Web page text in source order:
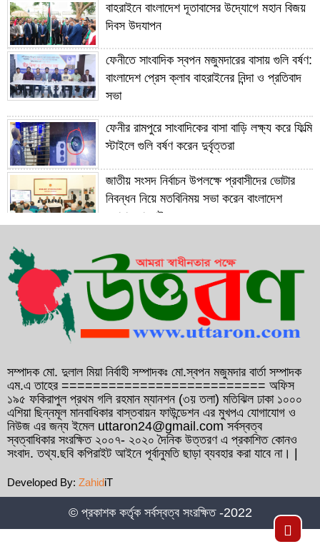
বাহরাইনে বাংলাদেশ দূতাবাসের উদ্যোগে মহান বিজয়
দিবস উদযাপন
ফেনীতে সাংবাদিক স্বপন মজুমদারের বাসায় গুলি বর্ষণ:
বাংলাদেশ প্রেস ক্লাব বাহরাইনের নিন্দা ও প্রতিবাদ
সভা
ফেনীর রামপুরে সাংবাদিকের বাসা বাড়ি লক্ষ্য করে ফিল্মি
স্টাইলে গুলি বর্ষণ করেন দুর্বৃত্তরা
জাতীয় সংসদ নির্বাচন উপলক্ষে প্রবাসীদের ভোটার
নিবন্ধন নিয়ে মতবিনিময় সভা করেন বাংলাদেশ
দূতাবাস বাহরাইন
কামনায় বাহরাইনে দোয়া মাহফিল অনুষ্ঠিত
১২ বছরের সফল যাত্রা শেষে ১৩ বছরে পদার্পণ
করেছেন ফেনী ইউনিভার্সিটি
আউয়াল মিন্টুর গাড়ি বহরে হামলা, আহত ১০
কুমিল্লা সদর- ৬ আসনে হাজী আমিন উর রশিদ
ইয়াছিনকে মনোনয়ন দেওয়ার দাবিতে ফ্রান্সে সংবাদ
সম্মেলন
জন্য সচেতনতামূলক মোবাইল কনস্যুলার ক্যাম্পের
আয়োজন
কুমিল্লা সদর- ৬ আসনে হাজী আমিন উর রশিদ
সম্পাদক মো. দুলাল মিয়া নির্বাহী সম্পাদকঃ মো.স্বপন মজুমদার বার্তা সম্পাদক
এম.এ তাহের ========================== অফিস
১৯৫ ফকিরাপুল প্রথম গলি রহমান ম্যানশন (৩য় তলা) মতিঝিল ঢাকা ১০০০
এশিয়া ছিন্নমূল মানবাধিকার বাস্তবায়ন ফাউন্ডেশন এর মুখপএ যোগাযোগ ও
নিউজ এর জন্য ইমেল uttaron24@gmail.com সর্বস্বত্ব
স্বত্বাধিকার সংরক্ষিত ২০০৭- ২০২০ দৈনিক উত্তরণ এ প্রকাশিত কোনও
সংবাদ. তথ্য.ছবি কপিরাইট আইনে পূর্বানুমতি ছাড়া ব্যবহার করা যাবে না। |
Developed By: ZahidiT
© প্রকাশক কর্তৃক সর্বস্বত্ব সংরক্ষিত -2022
Top